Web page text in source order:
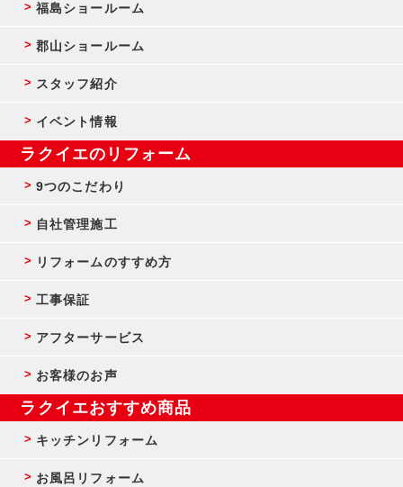
福島ショールーム
郡山ショールーム
スタッフ紹介
イベント情報
ラクイエのリフォーム
9つのこだわり
自社管理施工
リフォームのすすめ方
工事保証
アフターサービス
お客様のお声
ラクイエおすすめ商品
キッチンリフォーム
お風呂リフォーム